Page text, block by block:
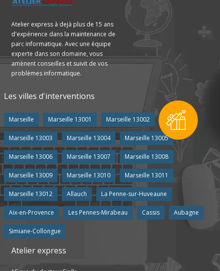
Atelier express à dejà plus de 15 ans
d'expérience dans la maintenance de
parc informatique. Avec une équipe
experte dans son domaine, vous
amènent conseilles et suivit de vos
problèmes informatique.
Les villes d'interventions
Marseille Marseille 13001 Marseille 13002
Marseille 13003 Marseille 13004 Marseille 13005
Marseille 13006 Marseille 13007 Marseille 13008
Marseille 13009 Marseille 13010 Marseille 13011
Marseille 13012 Allauch La Penne-sur-Huveaune
Aix-en-Provence Les Pennes-Mirabeau Cassis Aubagne
Simiane-Collongue
Atelier express